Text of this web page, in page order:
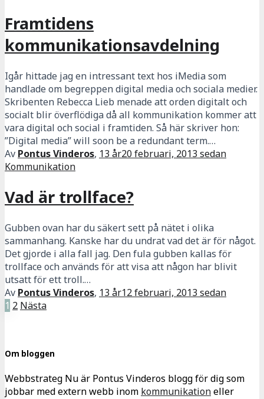
Framtidens
kommunikationsavdelning
Igår hittade jag en intressant text hos iMedia som
handlade om begreppen digital media och sociala medier.
Skribenten Rebecca Lieb menade att orden digitalt och
socialt blir överflödiga då all kommunikation kommer att
vara digital och social i framtiden. Så här skriver hon:
”Digital media” will soon be a redundant term.…
Av Pontus Vinderos, 13 år20 februari, 2013 sedan
Kommunikation
Vad är trollface?
Gubben ovan har du säkert sett på nätet i olika
sammanhang. Kanske har du undrat vad det är för något.
Det gjorde i alla fall jag. Den fula gubben kallas för
trollface och används för att visa att någon har blivit
utsatt för ett troll.…
Av Pontus Vinderos, 13 år12 februari, 2013 sedan
Sidnumrering
inlägg
1 2 Nästa
Om bloggen
Webbstrateg Nu är Pontus Vinderos blogg för dig som
jobbar med extern webb inom kommunikationeller